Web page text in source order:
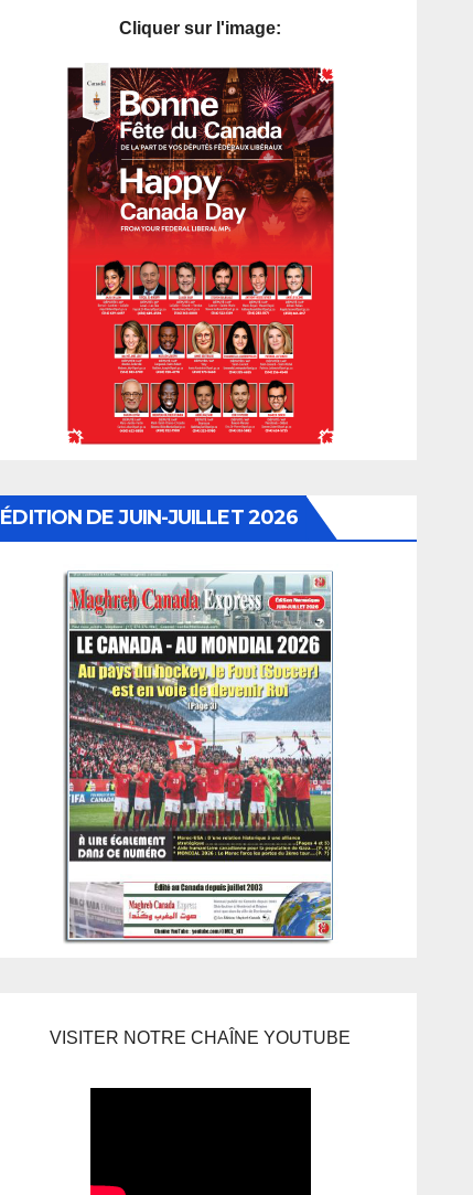
Cliquer sur l'image:
ÉDITION DE JUIN-JUILLET 2026
VISITER NOTRE CHAÎNE YOUTUBE